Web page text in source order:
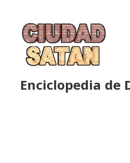
Enciclopedia de